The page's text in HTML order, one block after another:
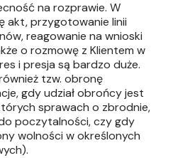
na rozprawie. W
akt, przygotowanie linii
reagowanie na wnioski
o rozmowę z Klientem w
i presja są bardzo duże.
tzw. obronę
gdy udział obrońcy jest
sprawach o zbrodnie,
poczytalności, czy gdy
wolności w określonych